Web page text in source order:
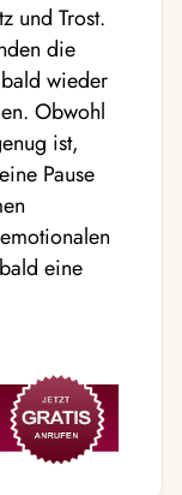
und Trost.
die
wieder
Obwohl
ist,
Pause
eine